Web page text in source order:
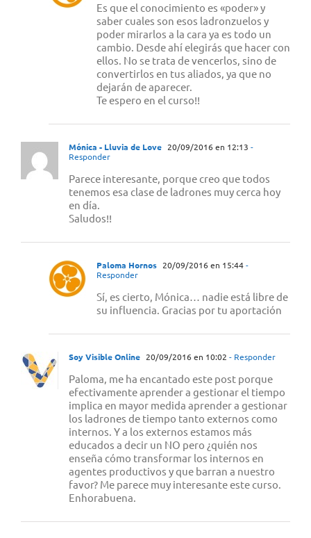
Es que el conocimiento es «poder» y
saber cuales son esos ladronzuelos y
poder mirarlos a la cara ya es todo un
cambio. Desde ahí elegirás que hacer con
ellos. No se trata de vencerlos, sino de
convertirlos en tus aliados, ya que no
dejarán de aparecer.
Te espero en el curso!!
Mónica - Lluvia de Love 20/09/2016 en 12:13 -
Responder
Parece interesante, porque creo que todos
tenemos esa clase de ladrones muy cerca hoy
en día.
Saludos!!
Paloma Hornos 20/09/2016 en 15:44-
Responder
Sí, es cierto, Mónica… nadie está libre de
su influencia. Gracias por tu aportación
Soy Visible Online 20/09/2016 en 10:02 - Responder
Paloma, me ha encantado este post porque
efectivamente aprender a gestionar el tiempo
implica en mayor medida aprender a gestionar
los ladrones de tiempo tanto externos como
internos. Y a los externos estamos más
educados a decir un NO pero ¿quién nos
enseña cómo transformar los internos en
agentes productivos y que barran a nuestro
favor? Me parece muy interesante este curso.
Enhorabuena.